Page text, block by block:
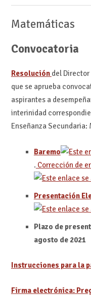
Matemáticas
Convocatoria
Resolución del
que se aprueba
aspirantes a
interinidad
Enseñanza Secundaria:
Baremo
. Corrección de
Presentación
Plazo de
agosto de 2021
Instrucciones para la
Firma electrónica: